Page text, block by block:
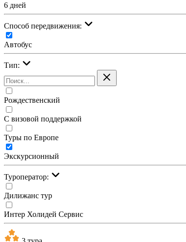
6 дней
Cпособ передвижения:
Автобус
Тип:
Рождественский
С визовой поддержкой
Туры по Европе
Экскурсионный
Туроператор:
Дилижанс тур
Интер Холидей Сервис